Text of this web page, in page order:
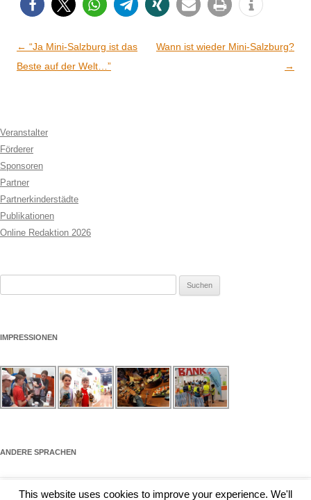
Artikel-Navigation
← “Ja Mini-Salzburg ist das
Beste auf der Welt…”
Wann ist wieder Mini-Salzburg?
→
Veranstalter
Förderer
Sponsoren
Partner
Partnerkinderstädte
Publikationen
Online Redaktion 2026
IMPRESSIONEN
ANDERE SPRACHEN
This website uses cookies to improve your experience. We'll